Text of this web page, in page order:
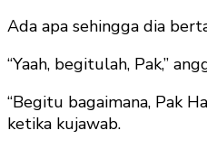
Ada apa sehingga dia
“Yaah, begitulah, Pak,”
“Begitu bagaimana, Pak
ketika kujawab.